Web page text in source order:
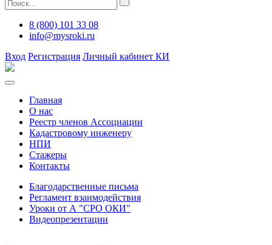
8 (800) 101 33 08
info@mysroki.ru
Вход Регистрация Личный кабинет КИ
Главная
О нас
Реестр членов Ассоциации
Кадастровому инженеру
НПИ
Стажеры
Контакты
Благодарственные письма
Регламент взаимодействия
Уроки от А "СРО ОКИ"
Видеопрезентации